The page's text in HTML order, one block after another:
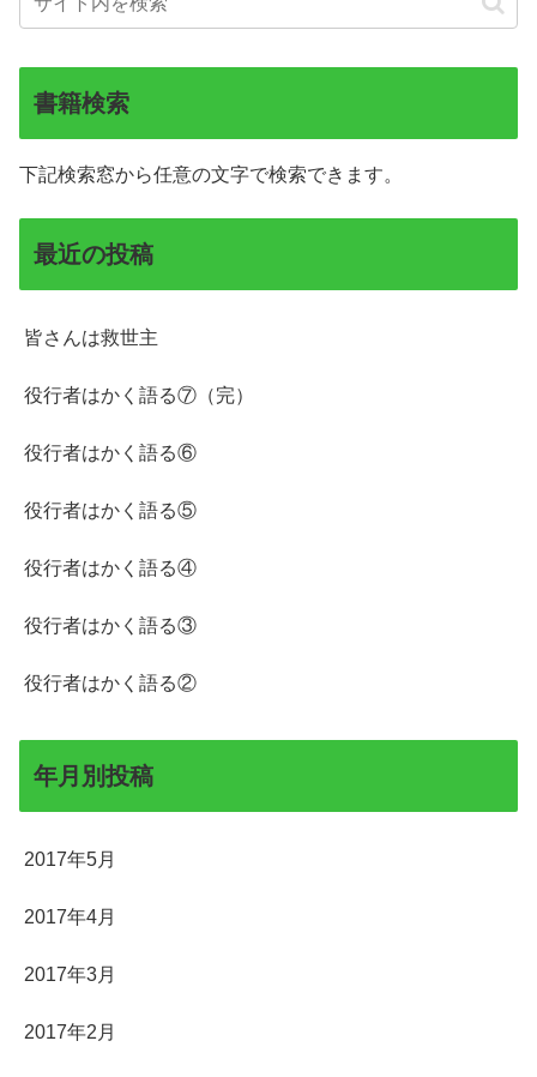
書籍検索
下記検索窓から任意の文字で検索できます。
最近の投稿
皆さんは救世主
役行者はかく語る⑦（完）
役行者はかく語る⑥
役行者はかく語る⑤
役行者はかく語る④
役行者はかく語る③
役行者はかく語る②
年月別投稿
2017年5月
2017年4月
2017年3月
2017年2月